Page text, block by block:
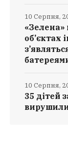
«Зелена»
об’єктах
10 Серпня,
35 дітей
10 Серпня,